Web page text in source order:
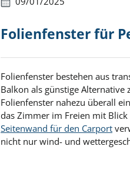
Folienfenster für
Folienfenster bestehen aus
Balkon als günstige Alternative
Folienfenster nahezu überall
das Zimmer im Freien mit
Seitenwand für den Carport
nicht nur wind- und